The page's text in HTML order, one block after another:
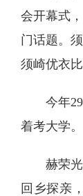
会开幕式
门话题。
须崎优衣
今年
着考大学
赫荣
回乡探亲